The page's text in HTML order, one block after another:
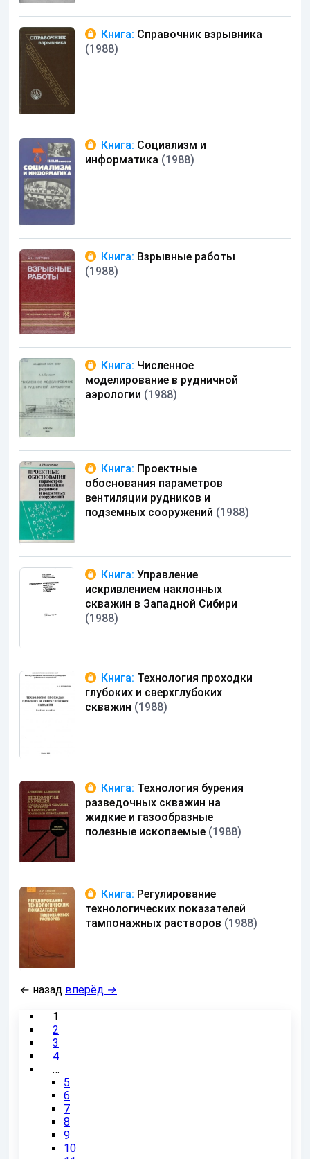
Книга: Справочник взрывника
(1988)
Книга: Социализм и
информатика (1988)
Книга: Взрывные работы
(1988)
Книга: Численное
моделирование в рудничной
аэрологии (1988)
Книга: Проектные
обоснования параметров
вентиляции рудников и
подземных сооружений (1988)
Книга: Управление
искривлением наклонных
скважин в Западной Сибири
(1988)
Книга: Технология проходки
глубоких и сверхглубоких
скважин (1988)
Книга: Технология бурения
разведочных скважин на
жидкие и газообразные
полезные ископаемые (1988)
Книга: Регулирование
технологических показателей
тампонажных растворов (1988)
← назад вперёд →
1
2
3
4
…
5
6
7
8
9
10